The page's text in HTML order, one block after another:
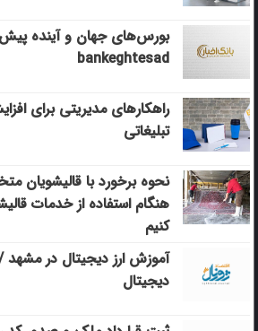
بورس‌های جهان و آینده
bankeghtesad
راهکارهای مدیریتی برای
تبلیغاتی
نحوه برخورد با قالیشویان
هنگام استفاده از خدمات
کنیم
آموزش ارز دیجیتال در مشهد /
دیجیتال